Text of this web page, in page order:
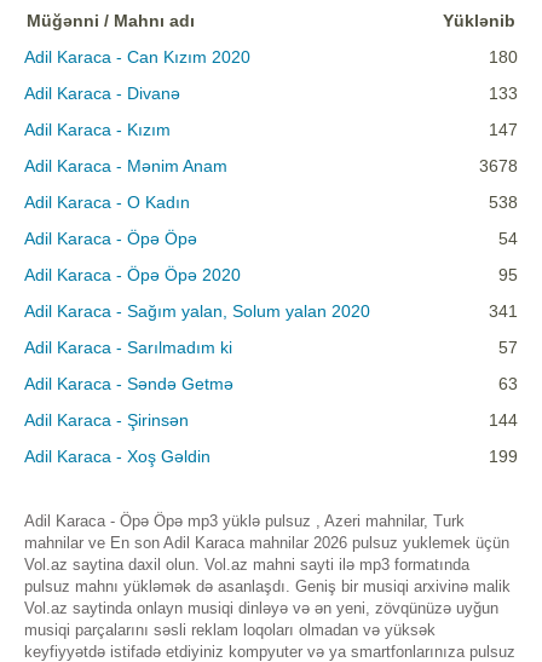
Müğənni / Mahnı adı
Yüklənib
Adil Karaca - Can Kızım 2020
180
Adil Karaca - Divanə
133
Adil Karaca - Kızım
147
Adil Karaca - Mənim Anam
3678
Adil Karaca - O Kadın
538
Adil Karaca - Öpə Öpə
54
Adil Karaca - Öpə Öpə 2020
95
Adil Karaca - Sağım yalan, Solum yalan 2020
341
Adil Karaca - Sarılmadım ki
57
Adil Karaca - Səndə Getmə
63
Adil Karaca - Şirinsən
144
Adil Karaca - Xoş Gəldin
199
Adil Karaca - Öpə Öpə mp3 yüklə pulsuz , Azeri mahnilar, Turk
mahnilar ve En son Adil Karaca mahnilar 2026 pulsuz yuklemek üçün
Vol.az saytina daxil olun. Vol.az mahni sayti ilə mp3 formatında
pulsuz mahnı yükləmək də asanlaşdı. Geniş bir musiqi arxivinə malik
Vol.az saytinda onlayn musiqi dinləyə və ən yeni, zövqünüzə uyğun
musiqi parçalarını səsli reklam loqoları olmadan və yüksək
keyfiyyətdə istifadə etdiyiniz kompyuter və ya smartfonlarınıza pulsuz